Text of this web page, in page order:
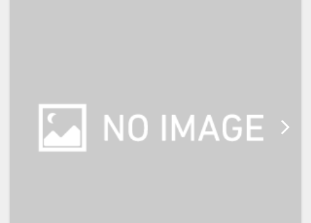
設へのメッセージ」に人数・年齢を
必ず入力してください。
※添い寝は正ベッド1台につき1名の